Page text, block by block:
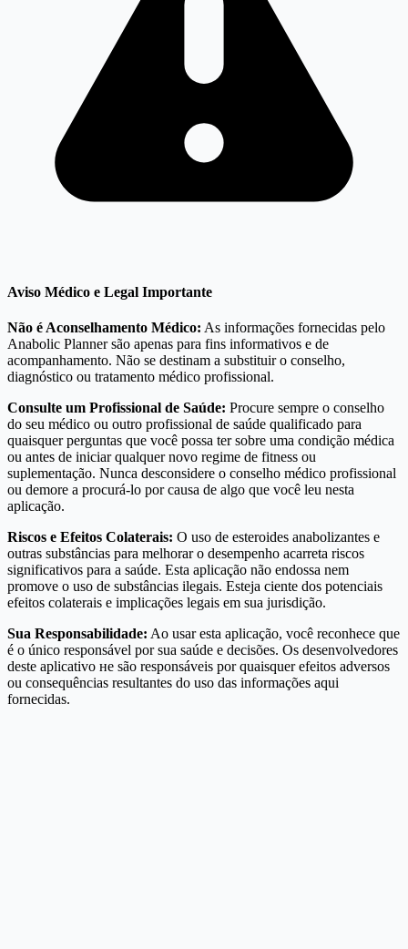
Aviso Médico e Legal Importante
Não é Aconselhamento Médico: As informações fornecidas pelo
Anabolic Planner são apenas para fins informativos e de
acompanhamento. Não se destinam a substituir o conselho,
diagnóstico ou tratamento médico profissional.
Consulte um Profissional de Saúde: Procure sempre o conselho
do seu médico ou outro profissional de saúde qualificado para
quaisquer perguntas que você possa ter sobre uma condição médica
ou antes de iniciar qualquer novo regime de fitness ou
suplementação. Nunca desconsidere o conselho médico profissional
ou demore a procurá-lo por causa de algo que você leu nesta
aplicação.
Riscos e Efeitos Colaterais: O uso de esteroides anabolizantes e
outras substâncias para melhorar o desempenho acarreta riscos
significativos para a saúde. Esta aplicação não endossa nem
promove o uso de substâncias ilegais. Esteja ciente dos potenciais
efeitos colaterais e implicações legais em sua jurisdição.
Sua Responsabilidade: Ao usar esta aplicação, você reconhece que
é o único responsável por sua saúde e decisões. Os desenvolvedores
deste aplicativo не são responsáveis por quaisquer efeitos adversos
ou consequências resultantes do uso das informações aqui
fornecidas.